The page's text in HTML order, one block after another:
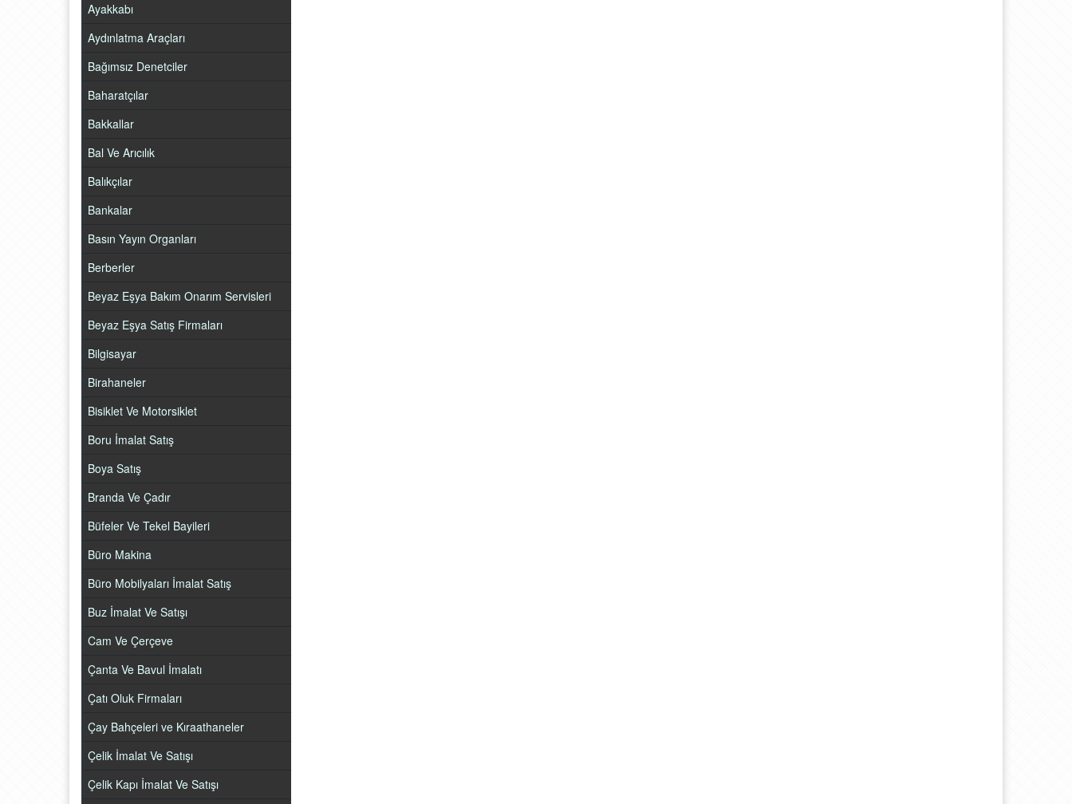
Ayakkabı
Aydınlatma Araçları
Bağımsız Denetciler
Baharatçılar
Bakkallar
Bal Ve Arıcılık
Balıkçılar
Bankalar
Basın Yayın Organları
Berberler
Beyaz Eşya Bakım Onarım Servisleri
Beyaz Eşya Satış Firmaları
Bilgisayar
Birahaneler
Bisiklet Ve Motorsiklet
Boru İmalat Satış
Boya Satış
Branda Ve Çadır
Büfeler Ve Tekel Bayileri
Büro Makina
Büro Mobilyaları İmalat Satış
Buz İmalat Ve Satışı
Cam Ve Çerçeve
Çanta Ve Bavul İmalatı
Çatı Oluk Firmaları
Çay Bahçeleri ve Kıraathaneler
Çelik İmalat Ve Satışı
Çelik Kapı İmalat Ve Satışı